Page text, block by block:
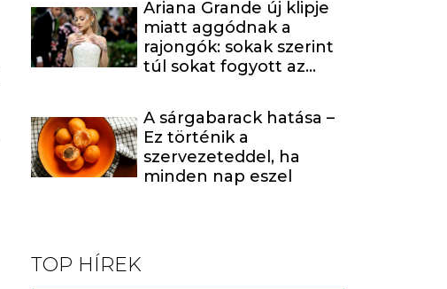
Ariana Grande új klipje
miatt aggódnak a
rajongók: sokak szerint
túl sokat fogyott az
A sárgabarack hatása –
Ez történik a
szervezeteddel, ha
minden nap eszel
TOP HÍREK